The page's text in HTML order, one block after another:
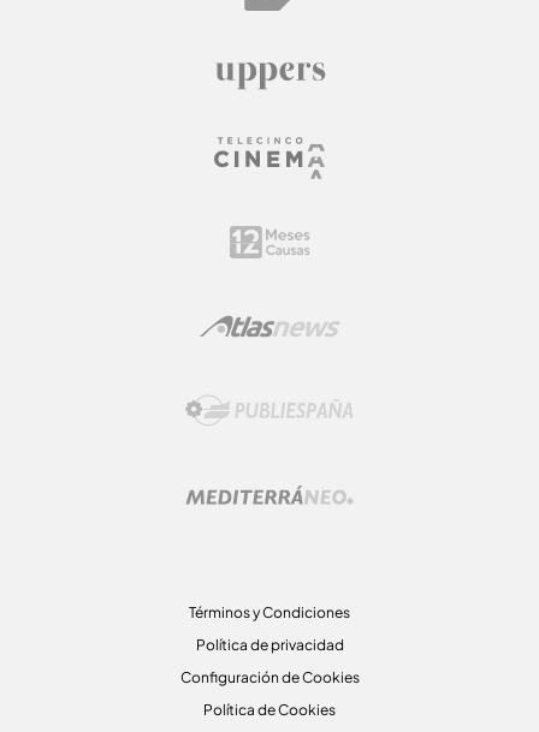
Términos y Condiciones
Política de privacidad
Configuración de Cookies
Política de Cookies